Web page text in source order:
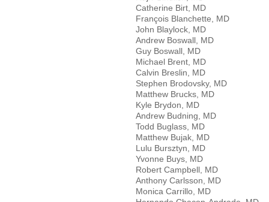
Catherine Birt, MD
François Blanchette, MD
John Blaylock, MD
Andrew Boswall, MD
Guy Boswall, MD
Michael Brent, MD
Calvin Breslin, MD
Stephen Brodovsky, MD
Matthew Brucks, MD
Kyle Brydon, MD
Andrew Budning, MD
Todd Buglass, MD
Matthew Bujak, MD
Lulu Bursztyn, MD
Yvonne Buys, MD
Robert Campbell, MD
Anthony Carlsson, MD
Monica Carrillo, MD